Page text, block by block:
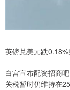
英镑兑美元跌0.18%
白宫宣布配资招商
关税暂时仍维持在